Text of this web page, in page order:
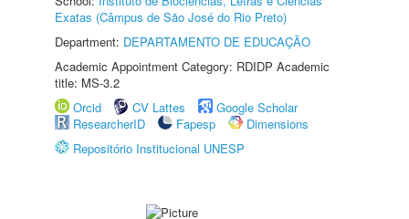
Exatas (Câmpus de São José do Rio Preto)
Department: DEPARTAMENTO DE EDUCAÇÃO
Academic Appointment Category: RDIDP Academic
title: MS-3.2
Orcid
CV Lattes
Google Scholar
ResearcherID
Fapesp
Dimensions
Repositório Institucional UNESP